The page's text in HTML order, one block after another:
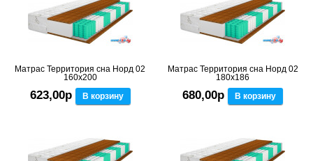
Матрас Территория сна Норд 02
160x200
623,00р В корзину
Матрас Территория сна Норд 02
180x186
680,00р В корзину